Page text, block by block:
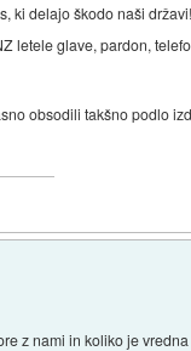
ki delajo škodo naši državi!
letele glave, pardon,
obsodili takšno podlo
z nami in koliko je